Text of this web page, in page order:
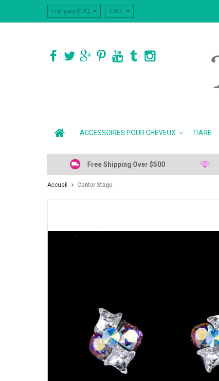
Français (CA) CAD
ACCESSOIRES POUR CHEVEUX TIARE
Free Shipping Over $500
Accueil Center Stage